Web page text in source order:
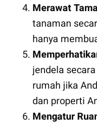
Merawat
tanaman
hanya
jendela
rumah jika
dan properti
Mengatur